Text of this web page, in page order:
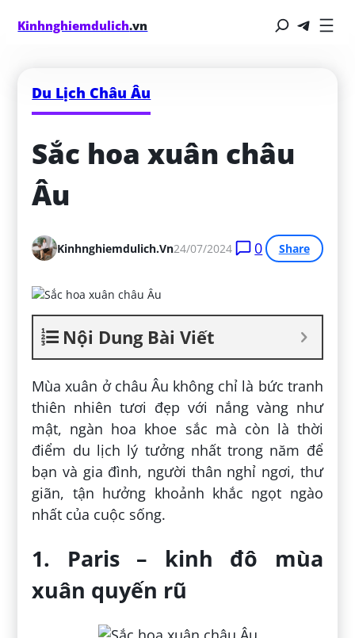
Kinhnghiemdulich.vn
Du Lịch Châu Âu
Sắc hoa xuân châu
Âu
Kinhnghiemdulich.vn24/07/2024 0 Share
Nội Dung Bài Viết
Mùa xuân ở châu Âu không chỉ là bức tranh
thiên nhiên tươi đẹp với nắng vàng như
mật, ngàn hoa khoe sắc mà còn là thời
điểm du lịch lý tưởng nhất trong năm để
bạn và gia đình, người thân nghỉ ngơi, thư
giãn, tận hưởng khoảnh khắc ngọt ngào
nhất của cuộc sống.
1. Paris – kinh đô mùa
xuân quyến rũ